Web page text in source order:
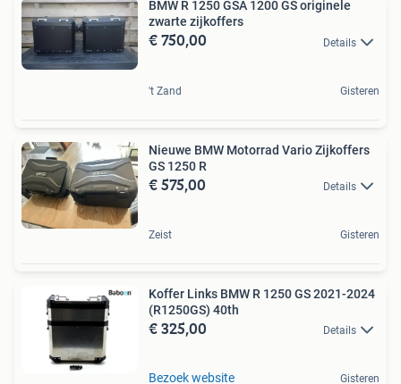
BMW R 1250 GSA 1200 GS originele
zwarte zijkoffers
€ 750,00 Details
't Zand Gisteren
Nieuwe BMW Motorrad Vario Zijkoffers
GS 1250 R
€ 575,00 Details
Zeist Gisteren
Koffer Links BMW R 1250 GS 2021-2024
(R1250GS) 40th
€ 325,00 Details
Bezoek website Gisteren